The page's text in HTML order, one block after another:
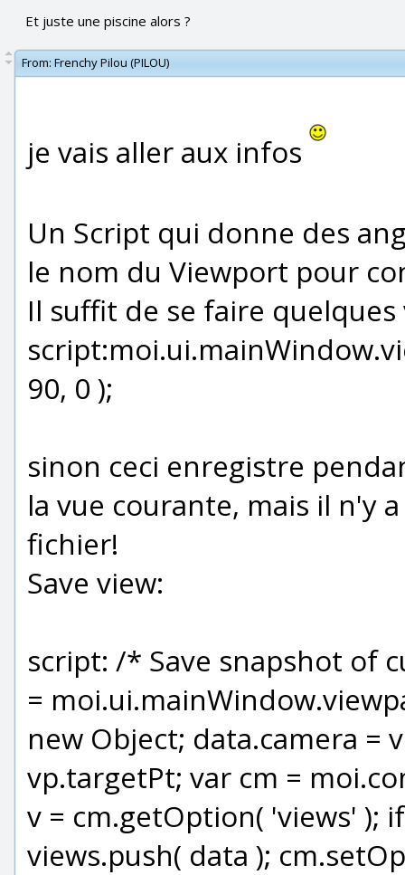
Et juste une piscine alors ?
From: Frenchy Pilou (PILOU)
je vais aller aux infos
Un Script qui donne des
le nom du Viewport pour
Il suffit de se faire quelques
90, 0 );
sinon ceci enregistre
la vue courante, mais il n'y
fichier!
Save view:
script: /* Save snapshot of
=
new Object; data.camera =
vp.targetPt; var cm =
v = cm.getOption( 'views' );
views.push( data );